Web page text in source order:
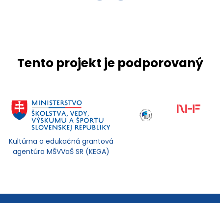
Tento projekt je podporovaný
Kultúrna a edukačná grantová
agentúra MŠVVaŠ SR (KEGA)